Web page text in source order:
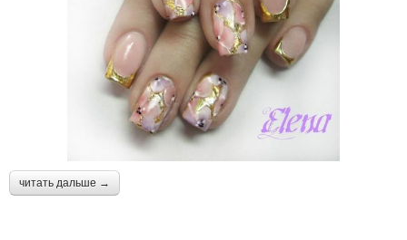
читать дальше →